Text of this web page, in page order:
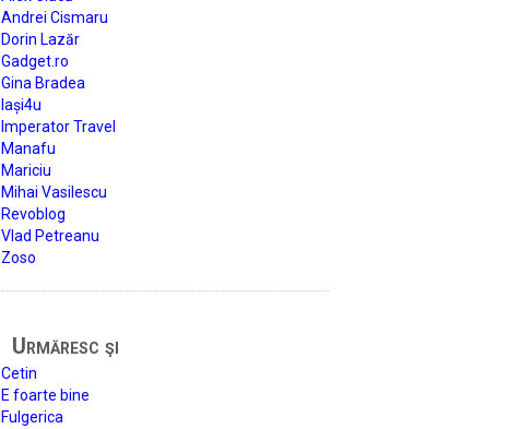
Andrei Cismaru
Dorin Lazăr
Gadget.ro
Gina Bradea
Iași4u
Imperator Travel
Manafu
Mariciu
Mihai Vasilescu
Revoblog
Vlad Petreanu
Zoso
Urmăresc şi
Cetin
E foarte bine
Fulgerica